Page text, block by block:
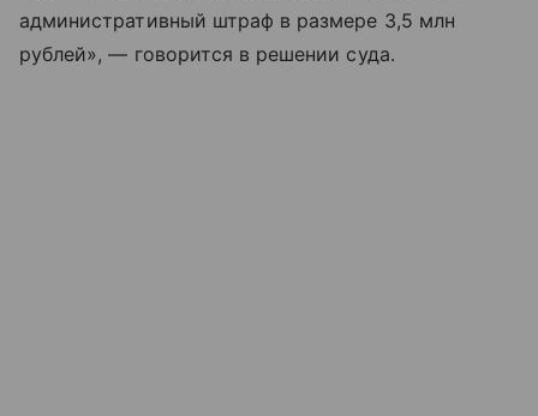
административный штраф в размере 3,5 млн
рублей», — говорится в решении суда.